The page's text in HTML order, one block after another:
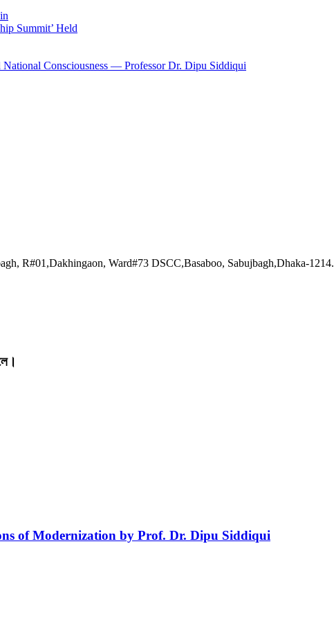
Summit’ Held
Consciousness — Professor Dr. Dipu Siddiqui
R#01,Dakhingaon, Ward#73 DSCC,Basaboo, Sabujbagh,Dhaka-1214.
of Modernization by Prof. Dr. Dipu Siddiqui